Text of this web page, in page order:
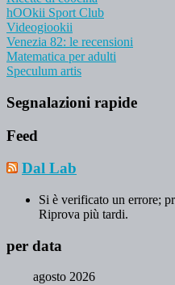
hOOkii Sport Club
Videogiookii
Venezia 82: le recensioni
Matematica per adulti
Speculum artis
Segnalazioni rapide
Feed
Dal Lab
Si è verificato un errore;
Riprova più tardi.
per data
agosto 2026